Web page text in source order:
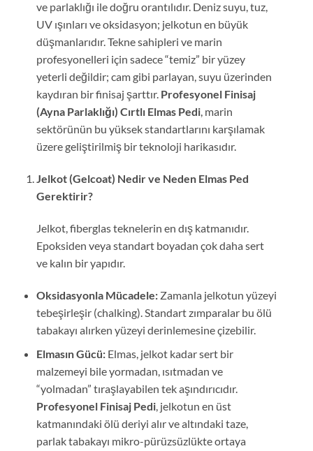
ve parlaklığı ile doğru orantılıdır. Deniz suyu, tuz,
UV ışınları ve oksidasyon; jelkotun en büyük
düşmanlarıdır. Tekne sahipleri ve marin
profesyonelleri için sadece “temiz” bir yüzey
yeterli değildir; cam gibi parlayan, suyu üzerinden
kaydıran bir finisaj şarttır. Profesyonel Finisaj
(Ayna Parlaklığı) Cırtlı Elmas Pedi, marin
sektörünün bu yüksek standartlarını karşılamak
üzere geliştirilmiş bir teknoloji harikasıdır.
Jelkot (Gelcoat) Nedir ve Neden Elmas Ped
Gerektirir?
Jelkot, fiberglas teknelerin en dış katmanıdır.
Epoksiden veya standart boyadan çok daha sert
ve kalın bir yapıdır.
Oksidasyonla Mücadele:Zamanla jelkotun yüzeyi
tebeşirleşir (chalking). Standart zımparalar bu ölü
tabakayı alırken yüzeyi derinlemesine çizebilir.
Elmasın Gücü:Elmas, jelkot kadar sert bir
malzemeyi bile yormadan, ısıtmadan ve
“yolmadan” tıraşlayabilen tek aşındırıcıdır.
Profesyonel Finisaj Pedi, jelkotun en üst
katmanındaki ölü deriyi alır ve altındaki taze,
parlak tabakayı mikro-pürüzsüzlükte ortaya